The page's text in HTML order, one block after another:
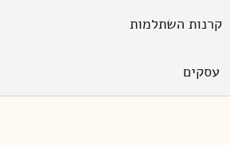
קרנות השתלמות
עסקים